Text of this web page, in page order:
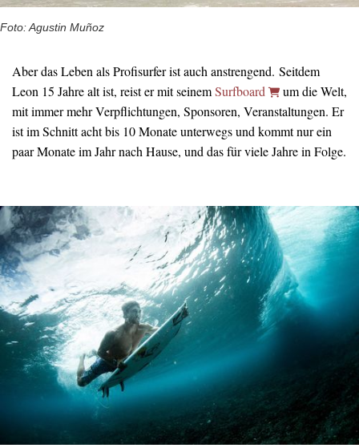
Foto: Agustin Muñoz
Aber das Leben als Profisurfer ist auch anstrengend. Seitdem
Leon 15 Jahre alt ist, reist er mit seinemSurfboard
um die Welt,
mit immer mehr Verpflichtungen, Sponsoren, Veranstaltungen. Er
ist im Schnitt acht bis 10 Monate unterwegs und kommt nur ein
paar Monate im Jahr nach Hause, und das für viele Jahre in Folge.